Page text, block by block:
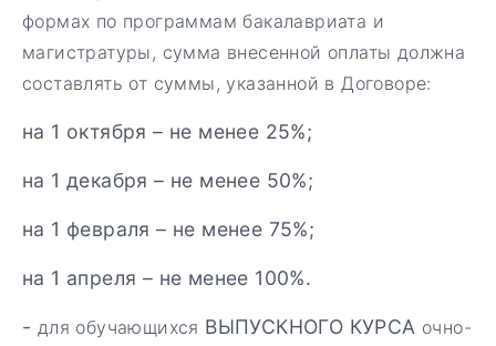
формах по программам бакалавриата и
магистратуры, сумма внесенной оплаты должна
составлять от суммы, указанной в Договоре:
на 1 октября – не менее 25%;
на 1 декабря – не менее 50%;
на 1 февраля – не менее 75%;
на 1 апреля – не менее 100%.
- для обучающихся ВЫПУСКНОГО КУРСА очно-